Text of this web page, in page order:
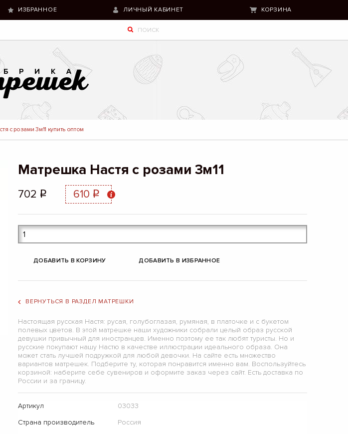
ИЗБРАННОЕ ЛИЧНЫЙ КАБИНЕТ КОРЗИНА
с розами 3м11 купить оптом
Матрешка Настя с розами 3м11
702 q 610 q
ДОБАВИТЬ В КОРЗИНУ ДОБАВИТЬ В ИЗБРАННОЕ
ВЕРНУТЬСЯ В РАЗДЕЛ МАТРЕШКИ
Настоящая русская Настя: русая, голубоглазая, румяная, в платочке и с букетом
полевых цветов. В этой матрешке наши художники собрали целый образ русской
девушки привычный для иностранцев. Именно поэтому ее так любят туристы. Но и
русские покупают нашу Настю в качестве иллюстрации идеального образа. Она
может стать лучшей подружкой для любой девочки. На сайте есть множество
вариантов матрешек. Подберите ту, которая понравится именно вам. Воспользуйтесь
корзиной: наберите себе сувениров и оформите заказ через сайт. Есть доставка по
России и за границу.
Артикул
03033
Страна производитель
Россия